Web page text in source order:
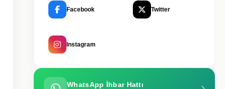
Facebook Twitter
Instagram
WhatsApp İhbar Hattı